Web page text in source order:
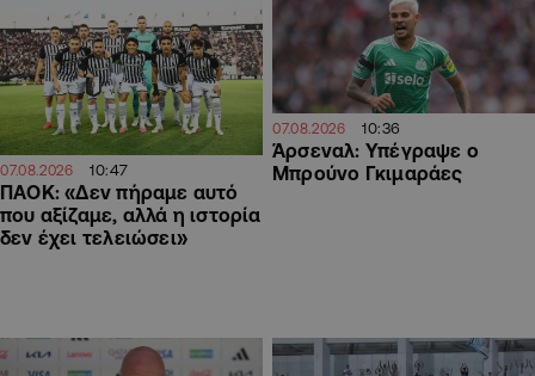
07.08.2026 10:47
ΠΑΟΚ: «Δεν πήραμε αυτό
που αξίζαμε, αλλά η ιστορία
δεν έχει τελειώσει»
07.08.2026 10:36
Άρσεναλ: Υπέγραψε ο
Μπρούνο Γκιμαράες